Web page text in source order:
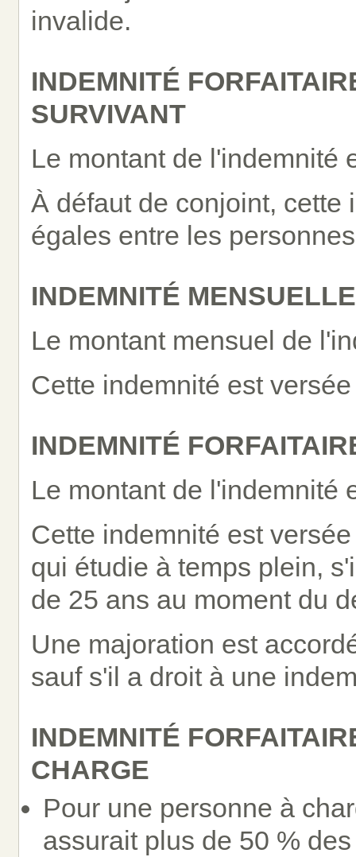
invalide.
INDEMNITÉ
SURVIVANT
Le montant de l'indemnité
À défaut de conjoint, cette
égales entre les
INDEMNITÉ
Le montant mensuel de
Cette indemnité est
INDEMNITÉ
Le montant de l'indemnité
Cette indemnité est
qui étudie à temps plein,
de 25 ans au moment du
Une majoration est
sauf s'il a droit à une
INDEMNITÉ
CHARGE
Pour une personne à
assurait plus de 50 %